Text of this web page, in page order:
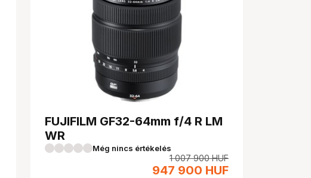
FUJIFILM GF32-64mm f/4 R LM
WR
Még nincs értékelés
1 007 900 HUF
947 900 HUF